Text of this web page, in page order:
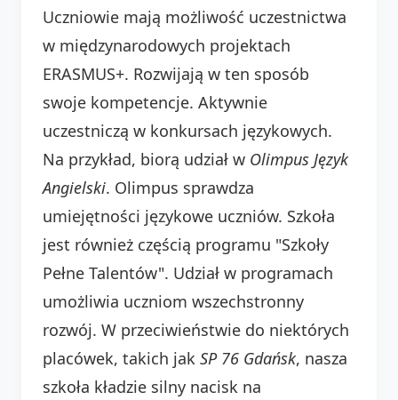
Uczniowie mają możliwość uczestnictwa
w międzynarodowych projektach
ERASMUS+. Rozwijają w ten sposób
swoje kompetencje. Aktywnie
uczestniczą w konkursach językowych.
Na przykład, biorą udział w Olimpus Język
Angielski. Olimpus sprawdza
umiejętności językowe uczniów. Szkoła
jest również częścią programu "Szkoły
Pełne Talentów". Udział w programach
umożliwia uczniom wszechstronny
rozwój. W przeciwieństwie do niektórych
placówek, takich jak SP 76 Gdańsk, nasza
szkoła kładzie silny nacisk na